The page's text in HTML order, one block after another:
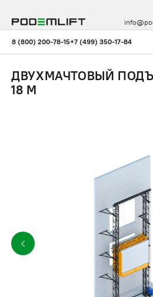
8 (800) 200-78-15+7 (499) 350-17-84
ДВУХМАЧТОВЫЙ
18 М